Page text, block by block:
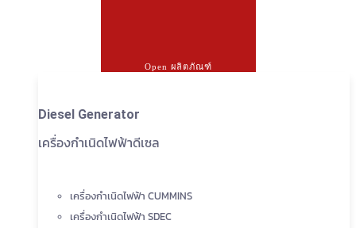
Open ผลิตภัณฑ์
Diesel Generator
เครื่องกำเนิดไฟฟ้าดีเซล
เครื่องกำเนิดไฟฟ้า CUMMINS
เครื่องกำเนิดไฟฟ้า SDEC